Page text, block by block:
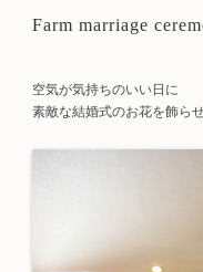
Farm marriage
空気が気持ちのいい日に
素敵な結婚式のお花を飾ら